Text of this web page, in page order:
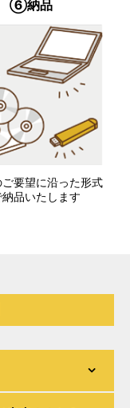
⑥納品
要望に沿った形式
品いたします